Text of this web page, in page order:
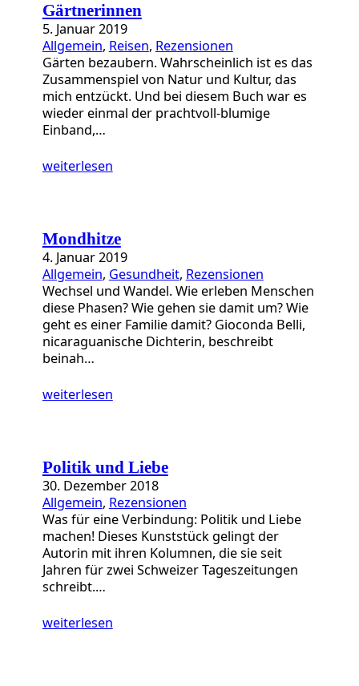
Gärtnerinnen
5. Januar 2019
Allgemein, Reisen, Rezensionen
Gärten bezaubern. Wahrscheinlich ist es das
Zusammenspiel von Natur und Kultur, das
mich entzückt. Und bei diesem Buch war es
wieder einmal der prachtvoll-blumige
Einband,…
weiterlesen
Mondhitze
4. Januar 2019
Allgemein, Gesundheit, Rezensionen
Wechsel und Wandel. Wie erleben Menschen
diese Phasen? Wie gehen sie damit um? Wie
geht es einer Familie damit? Gioconda Belli,
nicaraguanische Dichterin, beschreibt
beinah…
weiterlesen
Politik und Liebe
30. Dezember 2018
Allgemein, Rezensionen
Was für eine Verbindung: Politik und Liebe
machen! Dieses Kunststück gelingt der
Autorin mit ihren Kolumnen, die sie seit
Jahren für zwei Schweizer Tageszeitungen
schreibt.…
weiterlesen